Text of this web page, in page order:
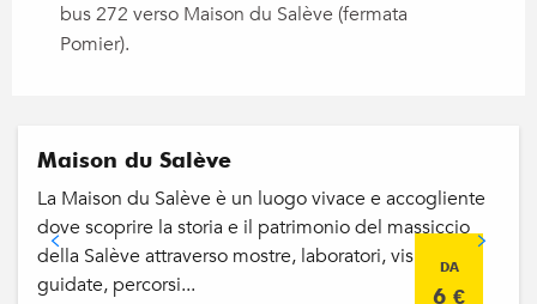
bus 272 verso Maison du Salève (fermata
Pomier).
DA
6 €
Maison du Salève
La Maison du Salève è un luogo vivace e accogliente
dove scoprire la storia e il patrimonio del massiccio
della Salève attraverso mostre, laboratori, visite
guidate, percorsi...